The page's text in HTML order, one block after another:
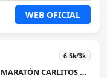
WEB OFICIAL
6.5k/3k
CARLITOS DÍAZ